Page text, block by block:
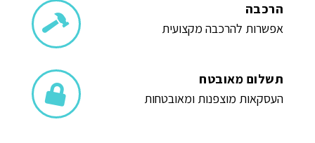
הרכבה
אפשרות להרכבה מקצועית
תשלום מאובטח
העסקאות מוצפנות ומאובטחות